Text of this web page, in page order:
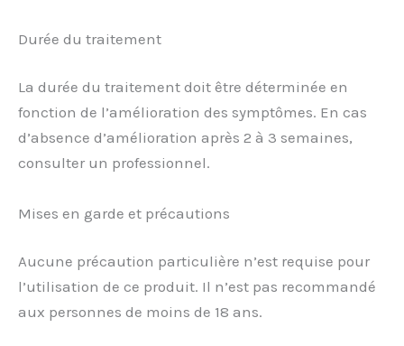
Durée du traitement
La durée du traitement doit être déterminée en
fonction de l’amélioration des symptômes. En cas
d’absence d’amélioration après 2 à 3 semaines,
consulter un professionnel.
Mises en garde et précautions
Aucune précaution particulière n’est requise pour
l’utilisation de ce produit. Il n’est pas recommandé
aux personnes de moins de 18 ans.